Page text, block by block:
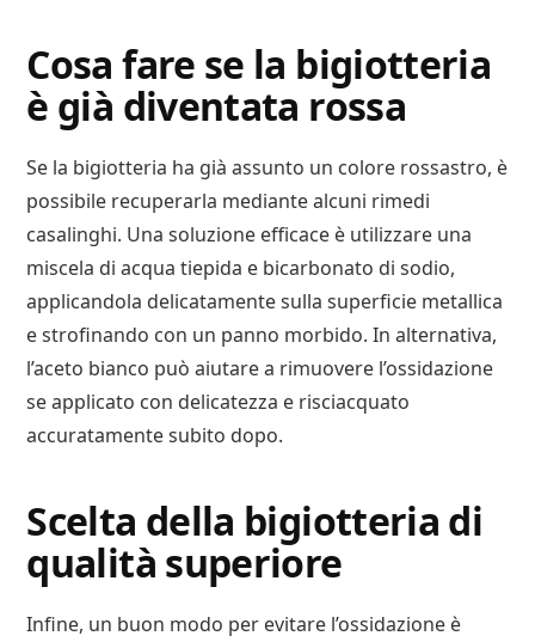
Cosa fare se la bigiotteria
è già diventata rossa
Se la bigiotteria ha già assunto un colore rossastro, è
possibile recuperarla mediante alcuni rimedi
casalinghi. Una soluzione efficace è utilizzare una
miscela di acqua tiepida e bicarbonato di sodio,
applicandola delicatamente sulla superficie metallica
e strofinando con un panno morbido. In alternativa,
l’aceto bianco può aiutare a rimuovere l’ossidazione
se applicato con delicatezza e risciacquato
accuratamente subito dopo.
Scelta della bigiotteria di
qualità superiore
Infine, un buon modo per evitare l’ossidazione è